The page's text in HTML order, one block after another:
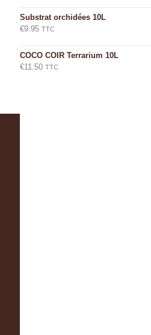
Substrat orchidées 10L
€9.95 TTC
COCO COIR Terrarium 10L
€11.50 TTC